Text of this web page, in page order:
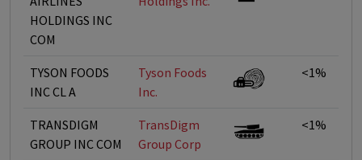
HOLDINGS INC
COM
TYSON FOODS
INC CL A
Tyson Foods
Inc.
<1%
TRANSDIGM
GROUP INC COM
TransDigm
Group Corp
<1%